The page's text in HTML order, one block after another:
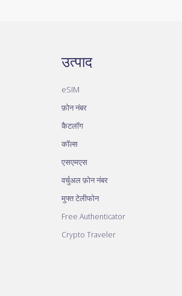
उत्पाद
eSIM
फ़ोन नंबर
कैटलॉग
कॉल्स
एसएमएस
वर्चुअल फ़ोन नंबर
मुफ्त टेलीफोन
Free Authenticator
Crypto Traveler